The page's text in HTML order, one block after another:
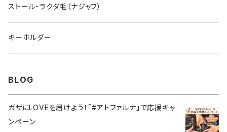
ショルダーバッグ
ポシェット
ストール・ラクダ毛（ナジャフ）
キーホルダー
BLOG
ガザにLOVEを届けよう！「#アトファルナ」で応援キャ
ンペーン